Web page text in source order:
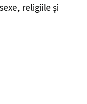
religiile și